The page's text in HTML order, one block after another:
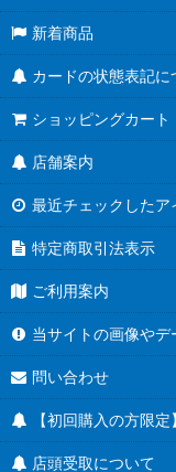
新着商品
カードの状態表記に
ショッピングカート
店舗案内
最近チェックしたア
特定商取引法表示
ご利用案内
当サイトの画像や
問い合わせ
【初回購入の方限
店頭受取について